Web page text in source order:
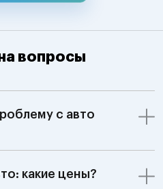
вопросы
с авто
какие цены?